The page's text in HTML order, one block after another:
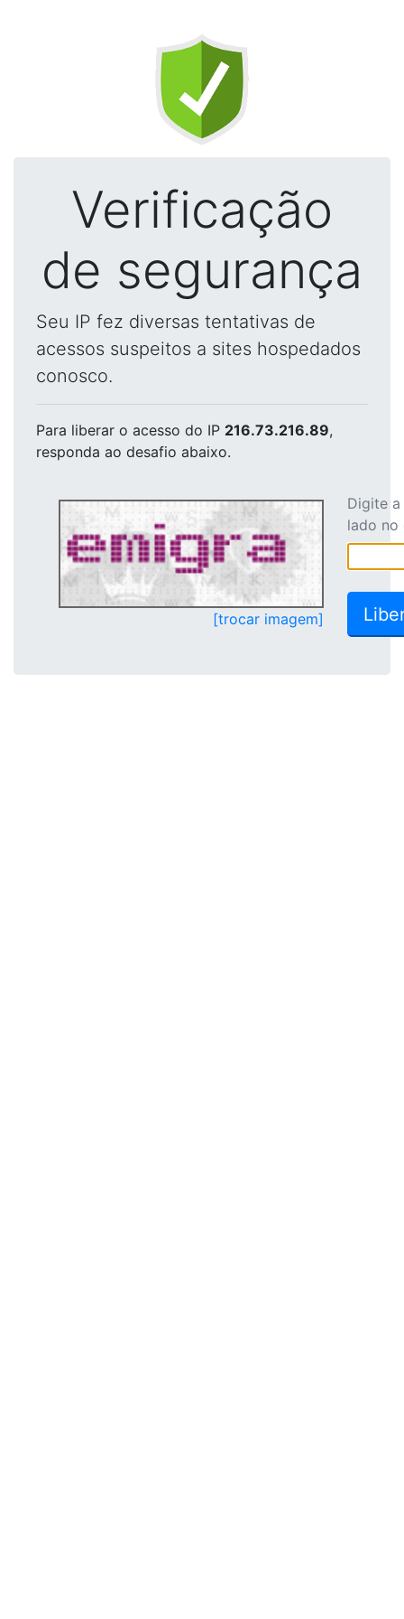
Verificação
de segurança
Seu IP fez diversas tentativas de
acessos suspeitos a sites hospedados
conosco.
Para liberar o acesso do IP 216.73.216.89,
responda ao desafio abaixo.
[trocar imagem]
Digite
lado no